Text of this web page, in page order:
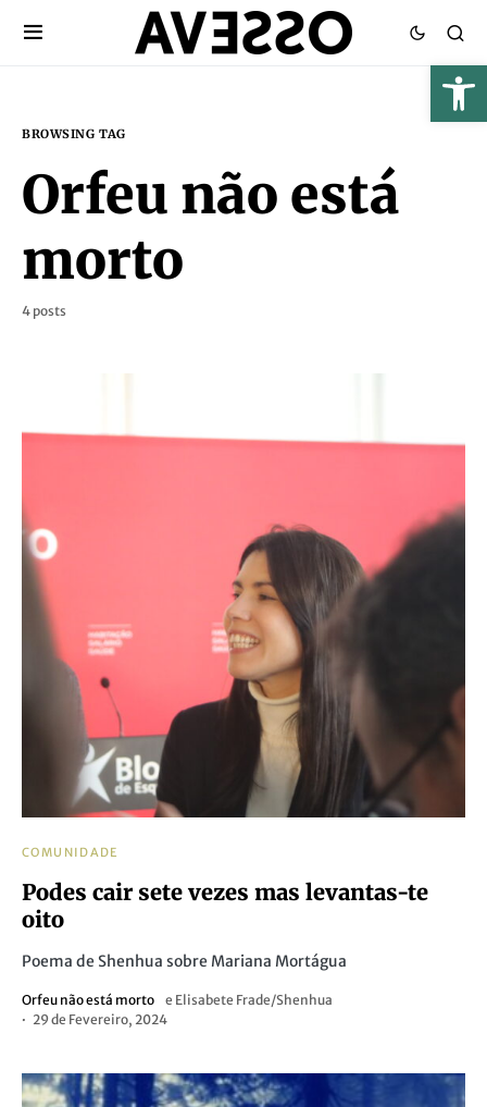
BROWSING TAG
Orfeu não está
morto
4 posts
COMUNIDADE
Podes cair sete vezes mas levantas-te
oito
Poema de Shenhua sobre Mariana Mortágua
Orfeu não está morto e Elisabete Frade/Shenhua
29 de Fevereiro, 2024